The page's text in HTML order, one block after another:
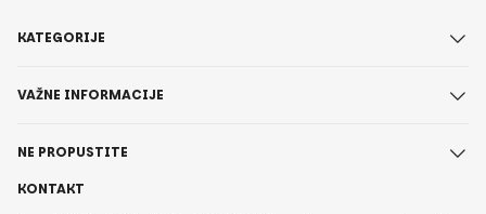
KONTAKT
KATEGORIJE
VAŽNE INFORMACIJE
NE PROPUSTITE